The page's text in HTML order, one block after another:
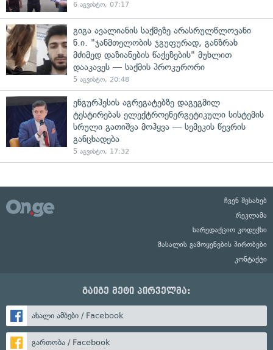
6 აგვისტო, 07:17
გიგა ავალიანის საქმეზე არასრულწლოვანი
ნ.ი. "ჯანმთელობის ჯგუფურად, განზრახ
მძიმედ დაზიანების წაქეზების" მუხლით
დააკავეს — საქმის პროკურორი
5 აგვისტო, 20:48
ენგურჰესის აგრეგატებზე დაგეგმილ
ტესტირებას ელექტროენერგეტიკული სისტემის
სრული გათიშვა მოჰყვა — სემეკის წევრის
განცხადება
5 აგვისტო, 17:32
ჩვენ შესახებ
რეკლამა
სარედაქციო კოდექსი
მასალის გამოყენების პირობები
კონტაქტი
გაიგე მეტი პირველმა:
ახალი ამბები / Facebook
გართობა / Facebook